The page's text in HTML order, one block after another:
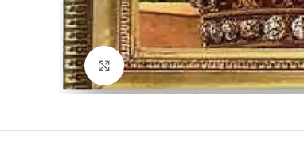
Click to enlarge